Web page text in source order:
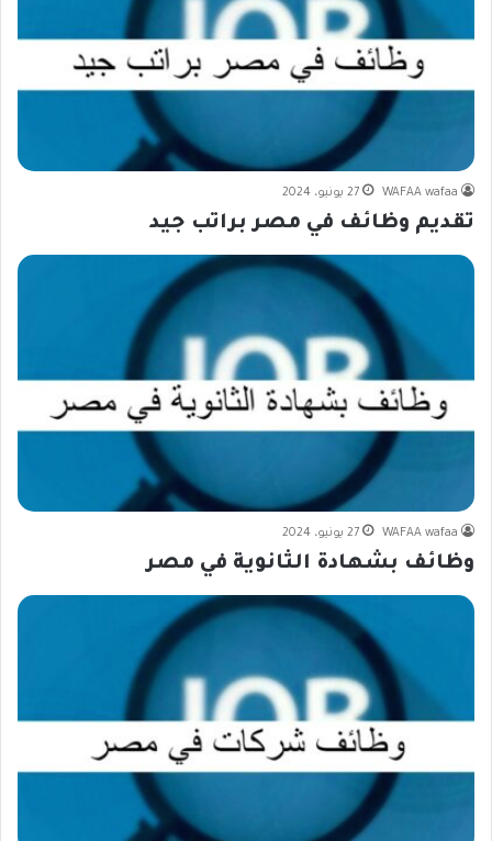
WAFAA wafaa 27 يونيو، 2024
تقديم وظائف في مصر براتب جيد
WAFAA wafaa 27 يونيو، 2024
وظائف بشهادة الثانوية في مصر